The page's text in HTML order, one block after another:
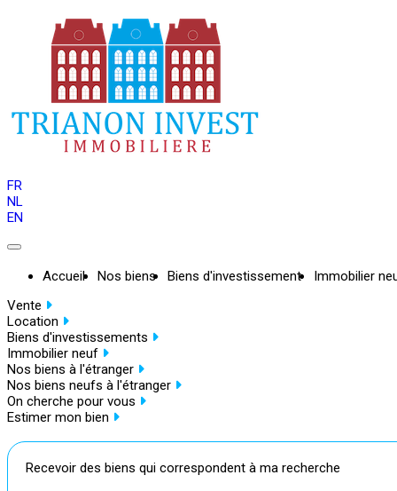
FR
NL
EN
Accueil Nos biens Biens d'investissement
Immobilier
Vente
Location
Biens d'investissements
Immobilier neuf
Nos biens à l'étranger
Nos biens neufs à l'étranger
On cherche pour vous
Estimer mon bien
Recevoir des biens qui correspondent à ma recherche